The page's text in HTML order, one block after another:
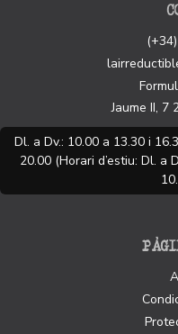
Jaume II, 7
Dl. a Dv.: 10.00 a 13.30 i
20.00 (Horari d’estiu: Dl. a